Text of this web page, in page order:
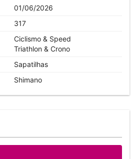
01/06/2026
317
Ciclismo & Speed
Triathlon & Crono
Sapatilhas
Shimano